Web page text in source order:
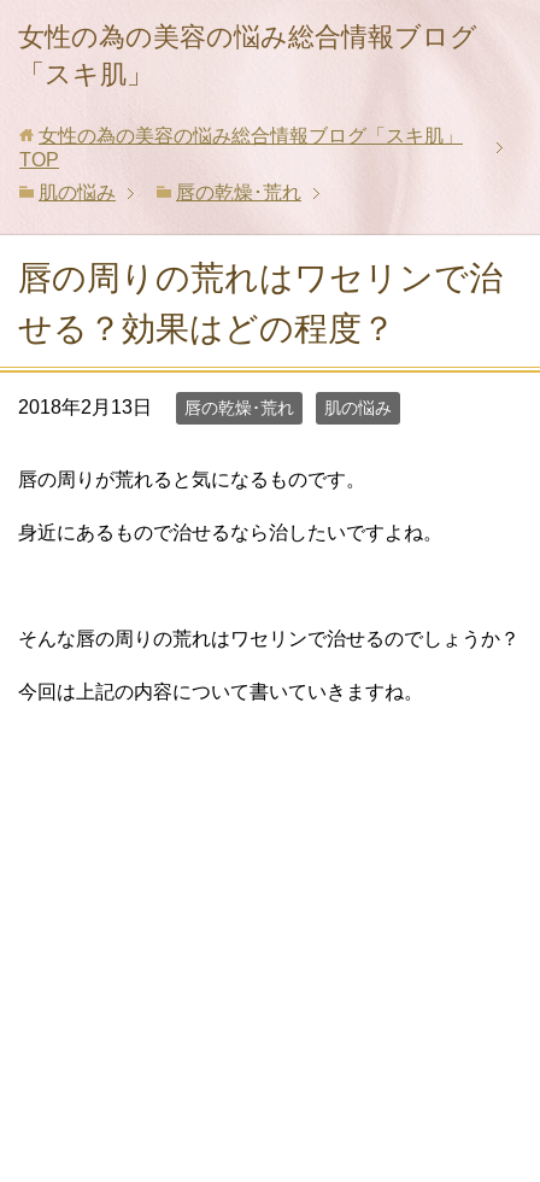
女性の為の美容の悩み総合情報ブログ
「スキ肌」
女性の為の美容の悩み総合情報ブログ「スキ肌」
TOP
肌の悩み
唇の乾燥･荒れ
唇の周りの荒れはワセリンで治
せる？効果はどの程度？
2018年2月13日 唇の乾燥･荒れ 肌の悩み
唇の周りが荒れると気になるものです。
身近にあるもので治せるなら治したいですよね。
そんな唇の周りの荒れはワセリンで治せるのでしょうか？
今回は上記の内容について書いていきますね。